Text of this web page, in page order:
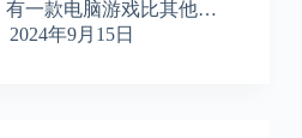
有一款电脑游戏比其他…
2024年9月15日